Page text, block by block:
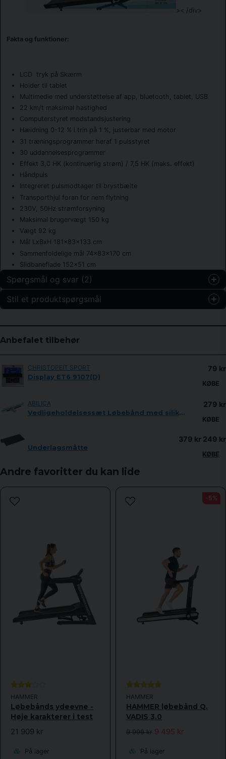
>< /div>
Fakta og funktioner:
LCD tryk på Skærm
Holder til tablet
Multimedie med understøttelse af app, bluetooth, tablet, USB
22 km/t maksimal hastighed
Computerstyret modstandsjustering
Hældning 0-12 % i trin på 1 %, justerbar med motor
31 træningsprogrammer heraf 1 pulsstyret
30 uddannelsesprogrammer
Effekt 3,0 HK (kontinuerlig strøm) / 7,5 HK (maks. effekt)
Håndpuls
Integreret pulsmodtager til brystbælte
Transporthjul foran for nem flytning
230V, 50Hz strømforsyning
Maksimal brugervægt 150 kg
Vægt 92 kg
Mål LxBxH 181x83x133 cm
Sammenfoldelige mål 74x83x170 cm
Slidbaneflade 152x51 cm
Spørgsmål og svar (2)
"step up" height
Shoppen svarede
15 cm
Kine spurgtfor 2 år siden
Shoppen svarede
0,3-22 km/h
Stil et produktspørgsmål
Spørg os om noget om dette produkt...
nameNavn
Email adresse
Anbefalet tilbehør
CHRISTOPEIT SPORT
Display ET6 9107(D)
79 kr
KØBE
ABILICA
Vedligeholdelsessæt Løbebånd med silikone
279 kr
KØBE
Underlagsmåtte
379 kr 249 kr
KØBE
Andre favoritter du kan lide
HAMMER
Løbebånds ydeevne -
Høje karakterer i test
21 909 kr
På lager
HAMMER
HAMMER løbebånd Q.
VADIS 3.0
9 999 kr 9 495 kr
På lager
-5%